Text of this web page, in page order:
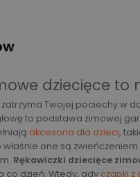
dziecięce to
Twojej pociechy w
to podstawa zimowej
akcesoria dla dzieci,
właśnie one są
Rękawiczki dziecięce
co dzień. Wtedy, gdy czapki z